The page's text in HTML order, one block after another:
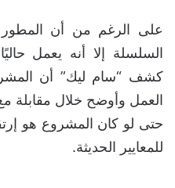
على الرغم من أن
السلسلة إلا أنه يعمل
كشف “سام ليك” أن
العمل وأوضح خلال
كبيرة، حتى لو كان المشروع
مواكبة للمعايير الحديثة.